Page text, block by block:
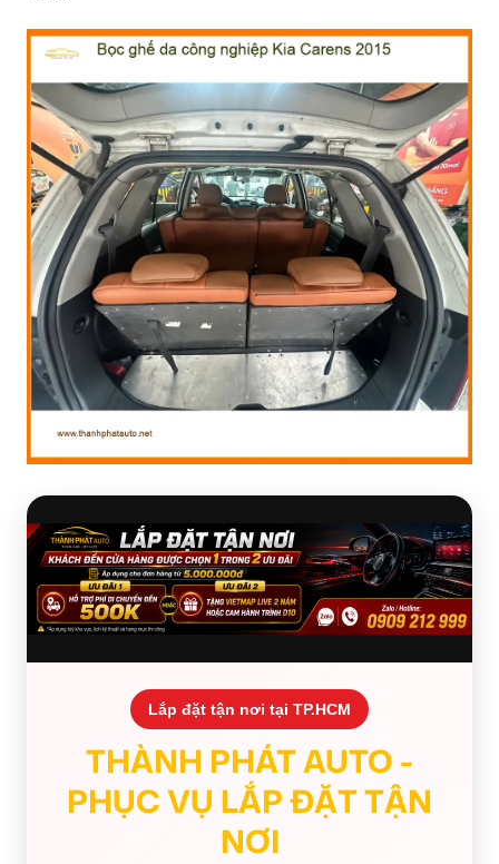
Lắp đặt tận nơi tại TP.HCM
THÀNH PHÁT AUTO -
PHỤC VỤ LẮP ĐẶT TẬN
NƠI